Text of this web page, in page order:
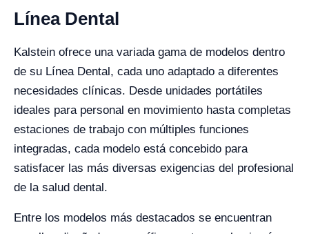
Línea Dental
Kalstein ofrece una variada gama de modelos dentro
de su Línea Dental, cada uno adaptado a diferentes
necesidades clínicas. Desde unidades portátiles
ideales para personal en movimiento hasta completas
estaciones de trabajo con múltiples funciones
integradas, cada modelo está concebido para
satisfacer las más diversas exigencias del profesional
de la salud dental.
Entre los modelos más destacados se encuentran